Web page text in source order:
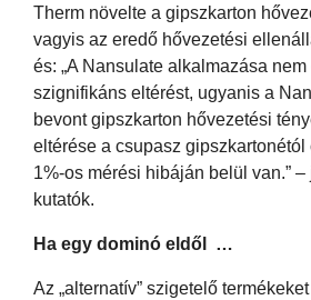
Therm növelte a gipszkarton
vagyis az eredő hővezetési
és: „A Nansulate alkalmazása nem
szignifikáns eltérést, ugyanis a
bevont gipszkarton hővezetési
eltérése a csupasz gipszkartonétól
1%-os mérési hibáján belül van.” –
kutatók.
Ha egy dominó eldől …
Az „alternatív” szigetelő